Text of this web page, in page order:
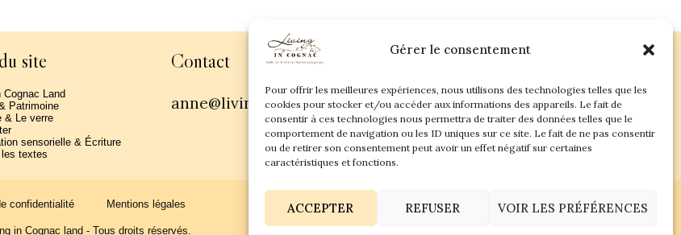
Gérer le consentement
Pour offrir les meilleures expériences, nous utilisons des technologies telles que les
cookies pour stocker et/ou accéder aux informations des appareils. Le fait de
consentir à ces technologies nous permettra de traiter des données telles que le
comportement de navigation ou les ID uniques sur ce site. Le fait de ne pas consentir
ou de retirer son consentement peut avoir un effet négatif sur certaines
caractéristiques et fonctions.
ACCEPTER REFUSER VOIR LES PRÉFÉRENCES
site
Cognac Land
Patrimoine
& Le verre
sensorielle & Écriture
les textes
Contact
anne@livingincognac.com
confidentialité Mentions légales
in Cognac land - Tous droits réservés.